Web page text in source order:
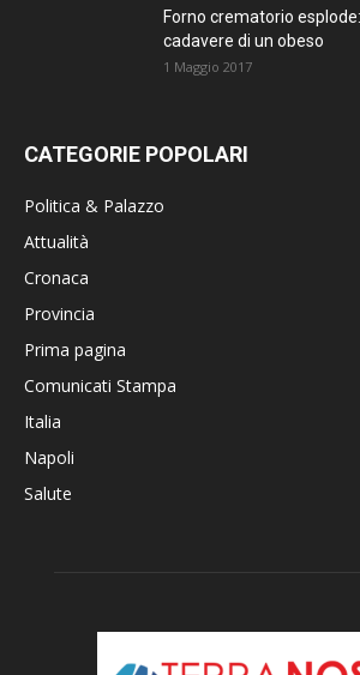
Forno crematorio
cadavere di un obeso
1 Maggio 2017
CATEGORIE POPOLARI
Politica & Palazzo
Attualità
Cronaca
Provincia
Prima pagina
Comunicati Stampa
Italia
Napoli
Salute